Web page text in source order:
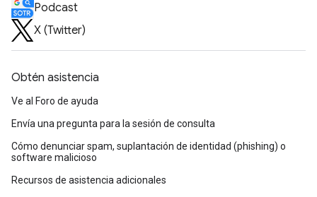
Podcast
X (Twitter)
Obtén asistencia
Ve al Foro de ayuda
Envía una pregunta para la sesión de consulta
Cómo denunciar spam, suplantación de identidad (phishing) o
software malicioso
Recursos de asistencia adicionales